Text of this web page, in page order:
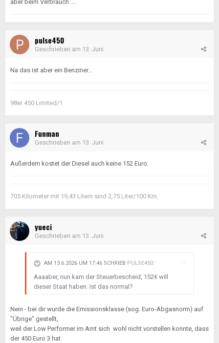
aber beim Verbrauch ....
pulse450
Geschrieben am 13. Juni
Na das ist aber ein Benziner...
98er 450 Limited/1
Funman
Geschrieben am 13. Juni
Außerdem kostet der Diesel auch keine 152 Euro.
705 Kilometer mit 19,43 Litern sind 2,75 Liter/100 Km.
yueci
Geschrieben am 13. Juni
AM 13.6.2026 UM 17:46 SCHRIEB PULSE450:
Aaaaber, nun kam der Steuerbescheid, 152€ will
dieser Staat haben. Ist das normal?
Nein - bei dir wurde die Emissionsklasse (sog. Euro-Abgasnorm) auf
"Übrige" gestellt,
weil der Low Performer im Amt sich wohl nicht vorstellen konnte, dass
der 450 Euro 3 hat.